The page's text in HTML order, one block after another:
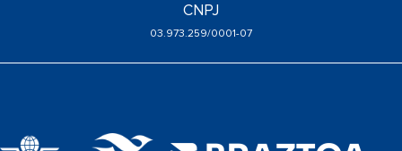
CNPJ
03.973.259/0001-07